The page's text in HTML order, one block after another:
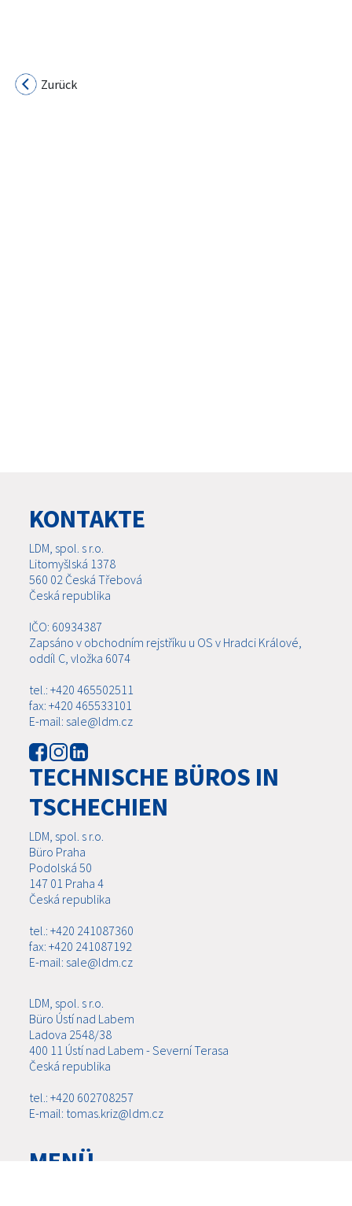
Zurück
KONTAKTE
LDM, spol. s r.o.
Litomyšlská 1378
560 02 Česká Třebová
Česká republika
IČO: 60934387
Zapsáno v obchodním rejstříku u OS v Hradci Králové,
oddíl C, vložka 6074
tel.: +420 465502511
fax: +420 465533101
E-mail: sale@ldm.cz
TECHNISCHE BÜROS IN
TSCHECHIEN
LDM, spol. s r.o.
Büro Praha
Podolská 50
147 01 Praha 4
Česká republika
tel.: +420 241087360
fax: +420 241087192
E-mail: sale@ldm.cz
LDM, spol. s r.o.
Büro Ústí nad Labem
Ladova 2548/38
400 11 Ústí nad Labem - Severní Terasa
Česká republika
tel.: +420 602708257
E-mail: tomas.kriz@ldm.cz
MENÜ